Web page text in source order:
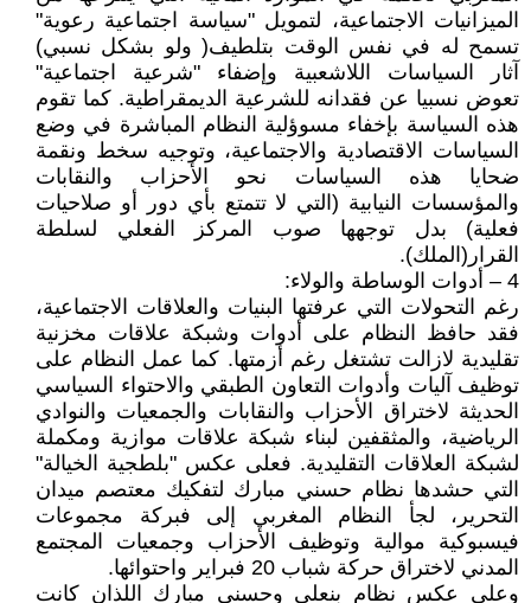
الميزانيات الاجتماعية، لتمويل "سياسة اجتماعية رعوية"
تسمح له في نفس الوقت بتلطيف( ولو بشكل نسبي)
آثار السياسات اللاشعبية وإضفاء "شرعية اجتماعية"
تعوض نسبيا عن فقدانه للشرعية الديمقراطية. كما تقوم
هذه السياسة بإخفاء مسوؤلية النظام المباشرة في وضع
السياسات الاقتصادية والاجتماعية، وتوجيه سخط ونقمة
ضحايا هذه السياسات نحو الأحزاب والنقابات
والمؤسسات النيابية (التي لا تتمتع بأي دور أو صلاحيات
فعلية) بدل توجهها صوب المركز الفعلي لسلطة
القرار(الملك).
4 – أدوات الوساطة والولاء:
رغم التحولات التي عرفتها البنيات والعلاقات الاجتماعية،
فقد حافظ النظام على أدوات وشبكة علاقات مخزنية
تقليدية لازالت تشتغل رغم أزمتها. كما عمل النظام على
توظيف آليات وأدوات التعاون الطبقي والاحتواء السياسي
الحديثة لاختراق الأحزاب والنقابات والجمعيات والنوادي
الرياضية، والمثقفين لبناء شبكة علاقات موازية ومكملة
لشبكة العلاقات التقليدية. فعلى عكس "بلطجية الخيالة"
التي حشدها نظام حسني مبارك لتفكيك معتصم ميدان
التحرير، لجأ النظام المغربي إلى فبركة مجموعات
فيسبوكية موالية وتوظيف الأحزاب وجمعيات المجتمع
المدني لاختراق حركة شباب 20 فبراير واحتوائها.
وعلى عكس نظام بنعلي وحسني مبارك اللذان كانت